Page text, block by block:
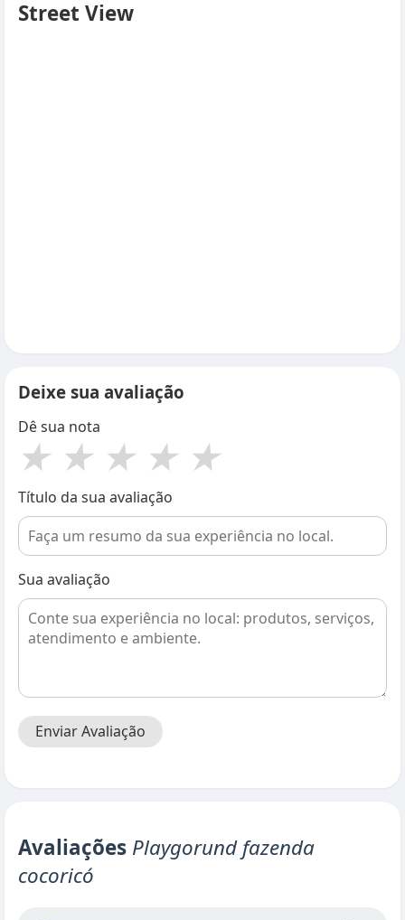
Street View
Deixe sua avaliação
Dê sua nota
★ ★ ★ ★ ★
Título da sua avaliação
Sua avaliação
Enviar Avaliação
Avaliações Playgorund fazenda
cocoricó